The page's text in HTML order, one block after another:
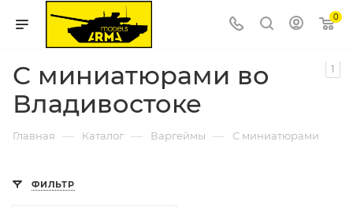
0
С миниатюрами во
Владивостоке
1
Главная — Каталог — Варгеймы — С миниатюрами
ФИЛЬТР